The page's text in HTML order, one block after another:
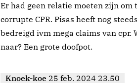
Er had geen relatie moeten zijn om
corrupte CPR. Pisas heeft nog
bedreigd ivm mega claims van cpr.
naar? Een grote doofpot.
Knoek-koe 25 feb. 2024 23.50